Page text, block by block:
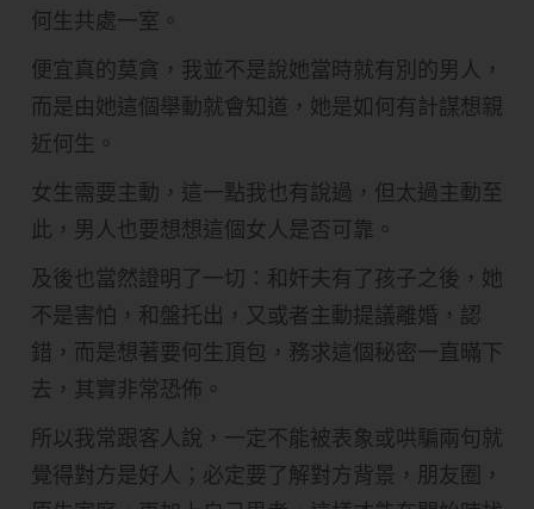
何生共處一室。
便宜真的莫貪，我並不是說她當時就有別的男人，
而是由她這個舉動就會知道，她是如何有計謀想親
近何生。
女生需要主動，這一點我也有說過，但太過主動至
此，男人也要想想這個女人是否可靠。
及後也當然證明了一切：和奸夫有了孩子之後，她
不是害怕，和盤托出，又或者主動提議離婚，認
錯，而是想著要何生頂包，務求這個秘密一直暪下
去，其實非常恐佈。
所以我常跟客人說，一定不能被表象或哄騙兩句就
覺得對方是好人；必定要了解對方背景，朋友圈，